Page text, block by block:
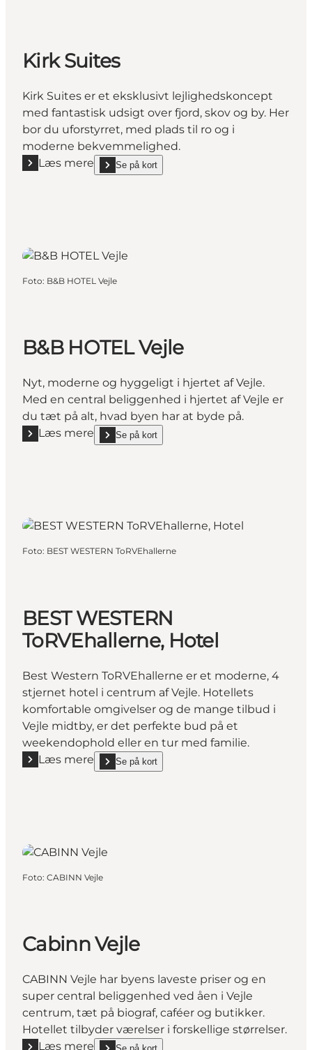
Kirk Suites
Kirk Suites er et eksklusivt lejlighedskoncept
med fantastisk udsigt over fjord, skov og by. Her
bor du uforstyrret, med plads til ro og i
moderne bekvemmelighed.
Læs mere
Læs mere "Kirk Suites"
Se på kort
show Kirk Suites on_map
Foto: B&B HOTEL Vejle
B&B HOTEL Vejle
Nyt, moderne og hyggeligt i hjertet af Vejle.
Med en central beliggenhed i hjertet af Vejle er
du tæt på alt, hvad byen har at byde på.
Læs mere
Læs mere "B&B HOTEL Vejle"
Se på kort
show B&B HOTEL Vejle on_map
Foto: BEST WESTERN ToRVEhallerne
BEST WESTERN
ToRVEhallerne, Hotel
Best Western ToRVEhallerne er et moderne, 4
stjernet hotel i centrum af Vejle. Hotellets
komfortable omgivelser og de mange tilbud i
Vejle midtby, er det perfekte bud på et
weekendophold eller en tur med familie.
Læs mere
Læs mere "BEST WESTERN ToRVEhallerne, Hotel"
Se på kort
show BEST WESTERN ToRVEhallerne, Hotel
Foto: CABINN Vejle
Cabinn Vejle
CABINN Vejle har byens laveste priser og en
super central beliggenhed ved åen i Vejle
centrum, tæt på biograf, caféer og butikker.
Hotellet tilbyder værelser i forskellige størrelser.
Læs mere